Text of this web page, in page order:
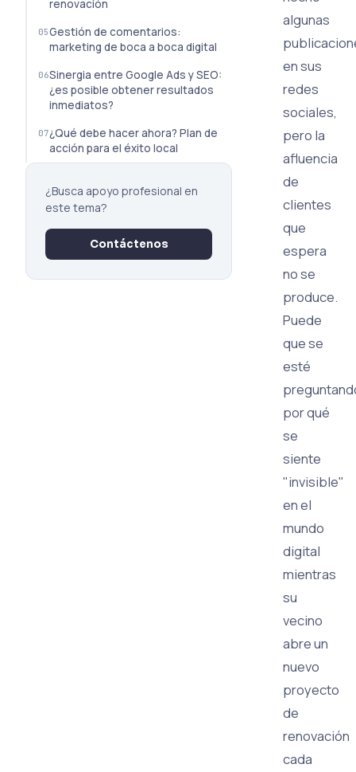
renovación
Gestión de comentarios:
marketing de boca a boca digital
Sinergia entre Google Ads y SEO:
¿es posible obtener resultados
inmediatos?
¿Qué debe hacer ahora? Plan de
acción para el éxito local
¿Busca apoyo profesional en
este tema?
Contáctenos
algunas
en sus
redes
sociales,
pero la
afluencia
de
clientes
que
espera
no se
produce.
Puede
que se
esté
por qué
se
siente
"invisible"
en el
mundo
digital
mientras
su
vecino
abre un
nuevo
proyecto
de
renovación
cada